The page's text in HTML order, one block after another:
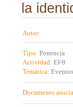
la
Autor:
Tipo: Ponencia
Actividad: EI-9
Temática:
Documento